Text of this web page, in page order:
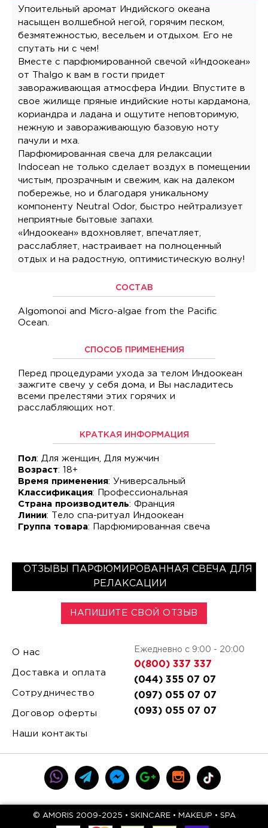
Упоительный аромат Индийского океана
насыщен волшебной негой, горячим песком,
безмятежностью, весельем и отдыхом. Его не
спутать ни с чем!
Вместе с парфюмированной свечой «Индоокеан»
от Thalgo к вам в гости придет
завораживающая атмосфера Индии. Впустите в
свое жилище пряные индийские ноты кардамона,
кориандра и ладана и ощутите неповторимую,
нежную и завораживающую базовую ноту
пачули и мха.
Парфюмированная свеча для релаксации
Indocean не только сделает воздух в помещении
чистым, прозрачным и свежим, как на далеком
побережье, но и благодаря уникальному
компоненту Neutral Odor, быстро нейтрализует
неприятные бытовые запахи.
«Индоокеан» вдохновляет, впечатляет,
расслабляет, настраивает на полноценный
отдых и на радостную, оптимистическую волну!
СОСТАВ
Algomonoi and Micro-algae from the Pacific
Ocean.
СПОСОБ ПРИМЕНЕНИЯ
Перед процедурами ухода за телом Индоокеан
зажгите свечу у себя дома, и Вы насладитесь
всеми прелестями этих горячих и
расслабляющих нот.
КРАТКАЯ ИНФОРМАЦИЯ
Пол: Для женщин, Для мужчин
Возраст: 18+
Время применения: Универсальный
Классификация: Профессиональная
Страна производитель: Франция
Линии: Тело спа-ритуал Индоокеан
Группа товара: Парфюмированная свеча
ОТЗЫВЫ ПАРФЮМИРОВАННАЯ СВЕЧА ДЛЯ
РЕЛАКСАЦИИ
НАПИШИТЕ СВОЙ ОТЗЫВ
О нас
Доставка и оплата
Сотрудничество
Договор оферты
Наши контакты
Ежедневно с 9:00 - 20:00
0(800) 337 337
(044) 355 07 07
(097) 055 07 07
(093) 055 07 07
© AMORIS 2009-2025 • SKINCARE • MAKEUP • SPA